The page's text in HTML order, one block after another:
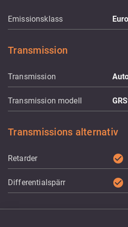
Emissionsklass
Transmission
Transmission
Transmission modell
Transmissions alternativ
Retarder check_circle
Differentialspärr check_circle